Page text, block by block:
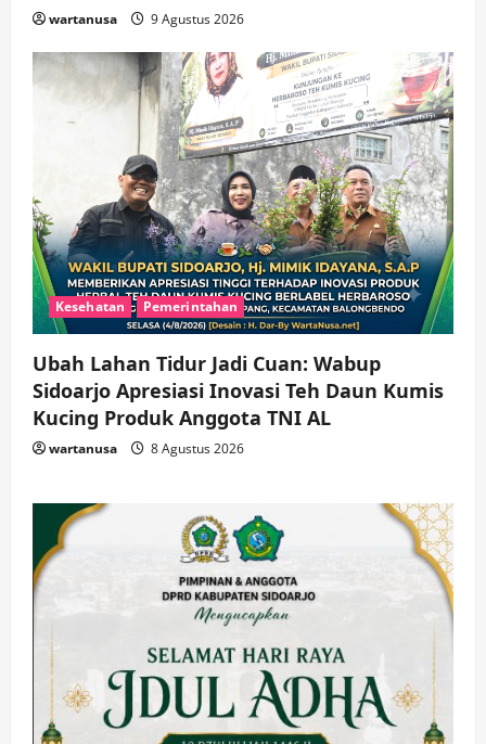
wartanusa 9 Agustus 2026
Kesehatan Pemerintahan
Ubah Lahan Tidur Jadi Cuan: Wabup
Sidoarjo Apresiasi Inovasi Teh Daun Kumis
Kucing Produk Anggota TNI AL
wartanusa 8 Agustus 2026